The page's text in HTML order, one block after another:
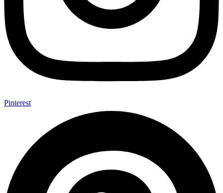
Pinterest